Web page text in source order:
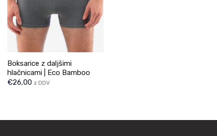
Boksarice z daljšimi
hlačnicami | Eco Bamboo
€26,00 z DDV